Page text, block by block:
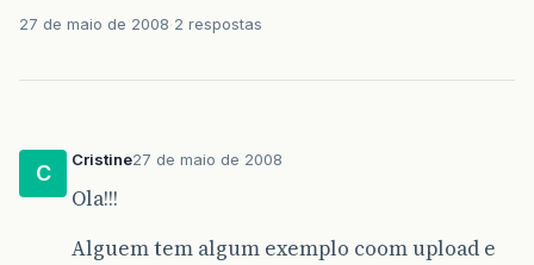
27 de maio de 2008 2 respostas
C
Cristine27 de maio de 2008
Ola!!!
Alguem tem algum exemplo coom upload e